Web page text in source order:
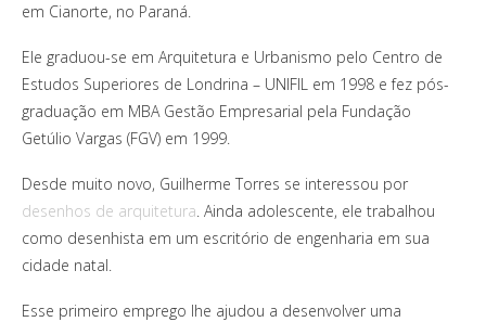
em Cianorte, no Paraná.
Ele graduou-se em Arquitetura e Urbanismo pelo Centro de
Estudos Superiores de Londrina – UNIFIL em 1998 e fez pós-
graduação em MBA Gestão Empresarial pela Fundação
Getúlio Vargas (FGV) em 1999.
Desde muito novo, Guilherme Torres se interessou por
desenhos de arquitetura. Ainda adolescente, ele trabalhou
como desenhista em um escritório de engenharia em sua
cidade natal.
Esse primeiro emprego lhe ajudou a desenvolver uma